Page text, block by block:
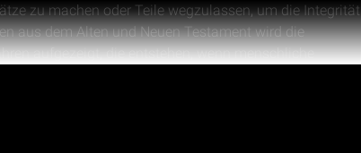
zu machen oder Teile wegzulassen, um die Integrität
aus dem Alten und Neuen Testament wird die
aufgezeigt, die entstehen, wenn menschliche